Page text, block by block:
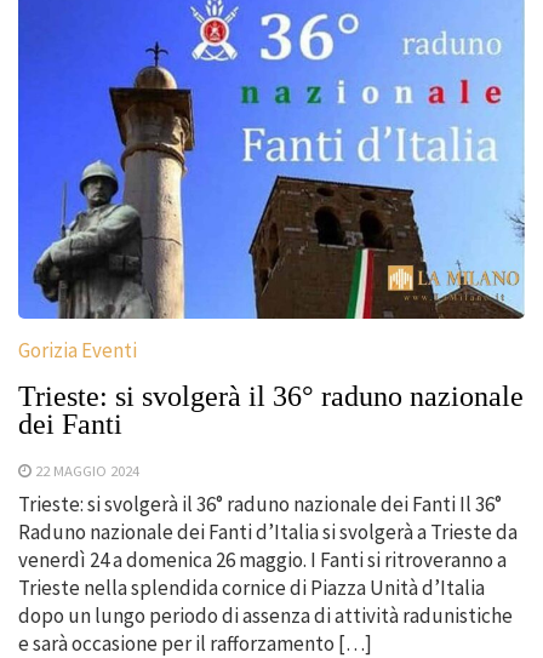
Gorizia Eventi
Trieste: si svolgerà il 36° raduno nazionale
dei Fanti
22 MAGGIO 2024
Trieste: si svolgerà il 36° raduno nazionale dei Fanti Il 36°
Raduno nazionale dei Fanti d’Italia si svolgerà a Trieste da
venerdì 24 a domenica 26 maggio. I Fanti si ritroveranno a
Trieste nella splendida cornice di Piazza Unità d’Italia
dopo un lungo periodo di assenza di attività radunistiche
e sarà occasione per il rafforzamento […]